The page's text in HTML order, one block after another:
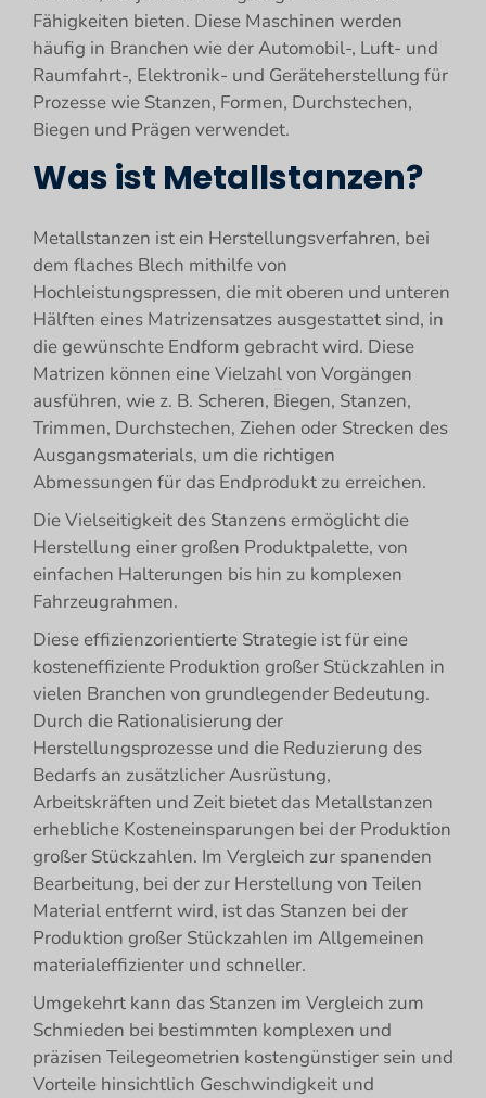
Fähigkeiten bieten. Diese Maschinen werden
häufig in Branchen wie der Automobil-, Luft- und
Raumfahrt-, Elektronik- und Geräteherstellung für
Prozesse wie Stanzen, Formen, Durchstechen,
Biegen und Prägen verwendet.
Was ist Metallstanzen?
Metallstanzen ist ein Herstellungsverfahren, bei
dem flaches Blech mithilfe von
Hochleistungspressen, die mit oberen und unteren
Hälften eines Matrizensatzes ausgestattet sind, in
die gewünschte Endform gebracht wird. Diese
Matrizen können eine Vielzahl von Vorgängen
ausführen, wie z. B. Scheren, Biegen, Stanzen,
Trimmen, Durchstechen, Ziehen oder Strecken des
Ausgangsmaterials, um die richtigen
Abmessungen für das Endprodukt zu erreichen.
Die Vielseitigkeit des Stanzens ermöglicht die
Herstellung einer großen Produktpalette, von
einfachen Halterungen bis hin zu komplexen
Fahrzeugrahmen.
Diese effizienzorientierte Strategie ist für eine
kosteneffiziente Produktion großer Stückzahlen in
vielen Branchen von grundlegender Bedeutung.
Durch die Rationalisierung der
Herstellungsprozesse und die Reduzierung des
Bedarfs an zusätzlicher Ausrüstung,
Arbeitskräften und Zeit bietet das Metallstanzen
erhebliche Kosteneinsparungen bei der Produktion
großer Stückzahlen. Im Vergleich zur spanenden
Bearbeitung, bei der zur Herstellung von Teilen
Material entfernt wird, ist das Stanzen bei der
Produktion großer Stückzahlen im Allgemeinen
materialeffizienter und schneller.
Umgekehrt kann das Stanzen im Vergleich zum
Schmieden bei bestimmten komplexen und
präzisen Teilegeometrien kostengünstiger sein und
Vorteile hinsichtlich Geschwindigkeit und